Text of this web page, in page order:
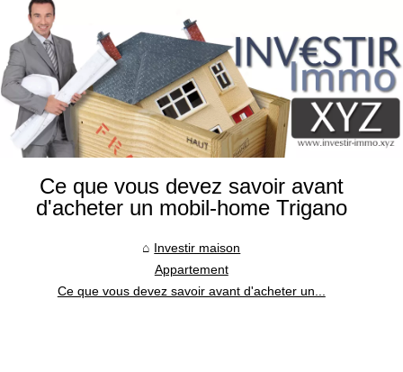
Ce que vous devez savoir avant
d'acheter un mobil-home Trigano
Investir maison
Appartement
Ce que vous devez savoir avant d'acheter un...